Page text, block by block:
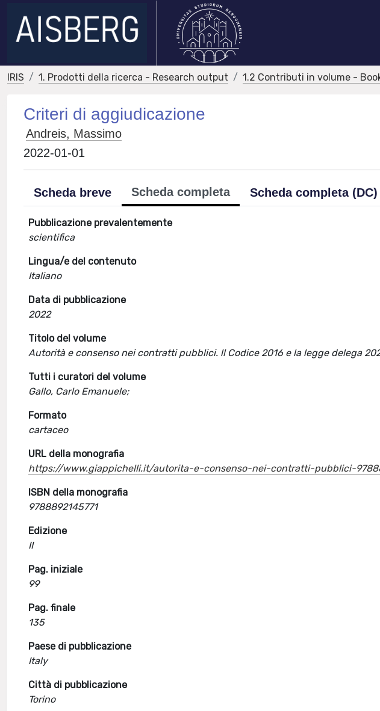
IRIS 1. Prodotti della ricerca - Research output 1.2 Contributi in volume -
Criteri di aggiudicazione
Andreis, Massimo
2022-01-01
Scheda breve Scheda completa Scheda completa (DC)
Pubblicazione prevalentemente
scientifica
Lingua/e del contenuto
Italiano
Data di pubblicazione
2022
Titolo del volume
Autorità e consenso nei contratti pubblici. ll Codice 2016 e la legge delega
Tutti i curatori del volume
Gallo, Carlo Emanuele;
Formato
cartaceo
URL della monografia
https://www.giappichelli.it/autorita-e-consenso-nei-contratti-pubblici-
ISBN della monografia
9788892145771
Edizione
II
Pag. iniziale
99
Pag. finale
135
Paese di pubblicazione
Italy
Città di pubblicazione
Torino